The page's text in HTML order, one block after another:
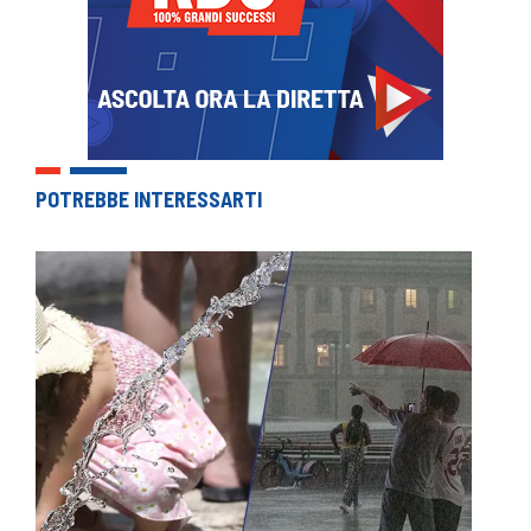
POTREBBE INTERESSARTI